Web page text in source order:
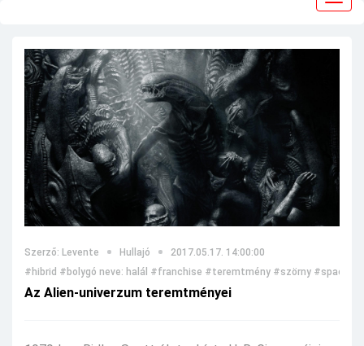
Szerző: Levente Hullajó
2017.05.17. 14:00:00
#hibrid #bolygó neve: halál #franchise #teremtmény #szörny #space
Az Alien-univerzum teremtményei